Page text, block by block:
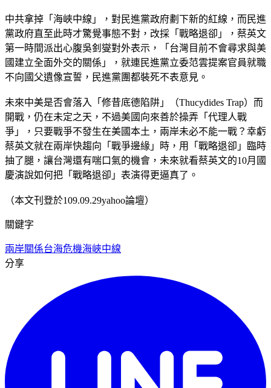
中共拿掉「海峽中線」，對民進黨政府劃下新的紅線，而民進
黨政府直至此時才驚覺事態不對，改採「戰略退卻」，蔡英文
第一時間派出心腹吳釗燮對外表示，「台灣目前不會尋求與美
國建立全面外交的關係」，就連民進黨立委范雲提案官員就職
不向國父遺像宣誓，民進黨團都裝死不表意見。
未來中美是否會落入「修昔底德陷阱」（Thucydides Trap）而
開戰，仍在未定之天，不過美國向來善於操弄「代理人戰
爭」，只要戰爭不發生在美國本土，兩岸未必不能一戰？幸虧
蔡英文就在兩岸快趨向「戰爭邊緣」時，用「戰略退卻」臨時
抽了腿，讓台灣還有喘口氣的機會，未來就看蔡英文的10月國
慶演說如何把「戰略退卻」表演得更逼真了。
（本文刊登於109.09.29yahoo論壇）
關鍵字
兩岸關係台海危機海峽中線
分享